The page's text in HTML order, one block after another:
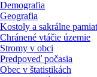
Demografia
Geografia
Kostoly a sakrálne
Chránené vtáčie územie
Stromy v obci
Predpoveď počasia
Obec v štatistikách